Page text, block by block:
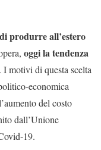
produrre all’estero
oggi la tendenza
. I motivi di questa scelta
economica
del costo
dall’Unione
19.